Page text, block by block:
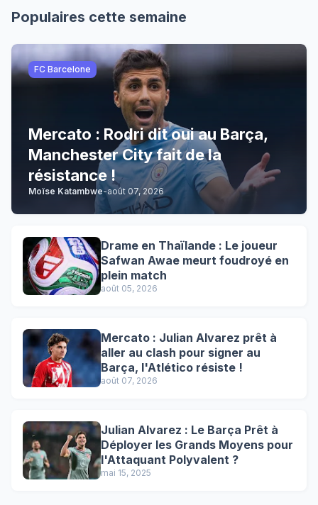
Populaires cette semaine
FC Barcelone
Mercato : Rodri dit oui au Barça,
Manchester City fait de la
résistance !
Moïse Katambwe-août 07, 2026
Drame en Thaïlande : Le joueur
Safwan Awae meurt foudroyé en
plein match
août 05, 2026
Mercato : Julian Alvarez prêt à
aller au clash pour signer au
Barça, l'Atlético résiste !
août 07, 2026
Julian Alvarez : Le Barça Prêt à
Déployer les Grands Moyens pour
l'Attaquant Polyvalent ?
mai 15, 2025